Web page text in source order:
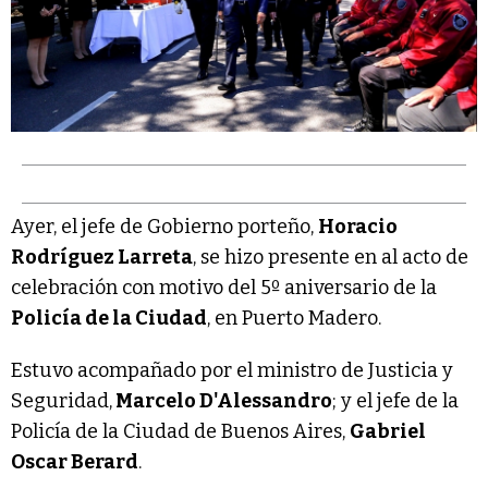
Ayer, el jefe de Gobierno porteño, Horacio
Rodríguez Larreta, se hizo presente en al acto de
celebración con motivo del 5º aniversario de la
Policía de la Ciudad, en Puerto Madero.
Estuvo acompañado por el ministro de Justicia y
Seguridad,Marcelo D'Alessandro; y el jefe de la
Policía de la Ciudad de Buenos Aires, Gabriel
Oscar Berard.